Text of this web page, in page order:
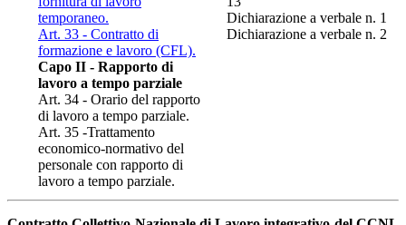
temporaneo.
Art. 33 - Contratto di
formazione e lavoro (CFL).
Capo II - Rapporto di
lavoro a tempo parziale
Art. 34 - Orario del rapporto
di lavoro a tempo parziale.
Art. 35 -Trattamento
economico-normativo del
personale con rapporto di
lavoro a tempo parziale.
Dichiarazione a verbale n. 1
Dichiarazione a verbale n. 2